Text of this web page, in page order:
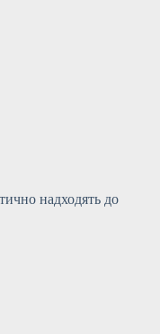
надходять до